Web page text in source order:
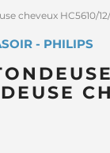
cheveux HC5610/
- PHILIPS